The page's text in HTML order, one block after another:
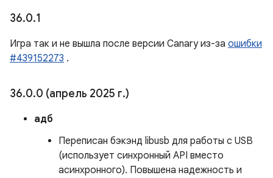
36.0.1
Игра так и не вышла после версии Canary из-за ошибки
#439152273 .
36.0.0 (апрель 2025 г.)
адб
Переписан бэкэнд libusb для работы с USB
(использует синхронный API вместо
асинхронного). Повышена надежность и